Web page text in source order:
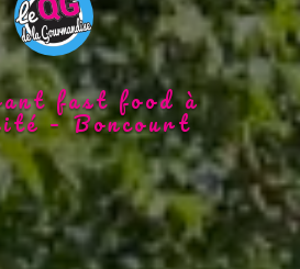
fast food à
– Boncourt